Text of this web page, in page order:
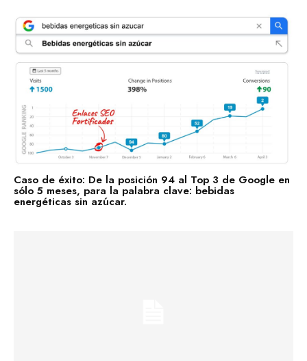
Caso de éxito: De la posición 94 al Top 3 de Google en
sólo 5 meses, para la palabra clave: bebidas
energéticas sin azúcar.